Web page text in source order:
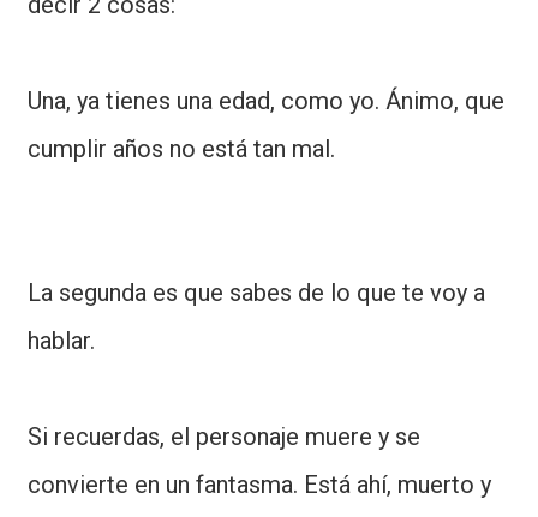
Una, ya tienes una edad, como yo. Ánimo, que
cumplir años no está tan mal.
La segunda es que sabes de lo que te voy a
hablar.
Si recuerdas, el personaje muere y se
convierte en un fantasma. Está ahí, muerto y